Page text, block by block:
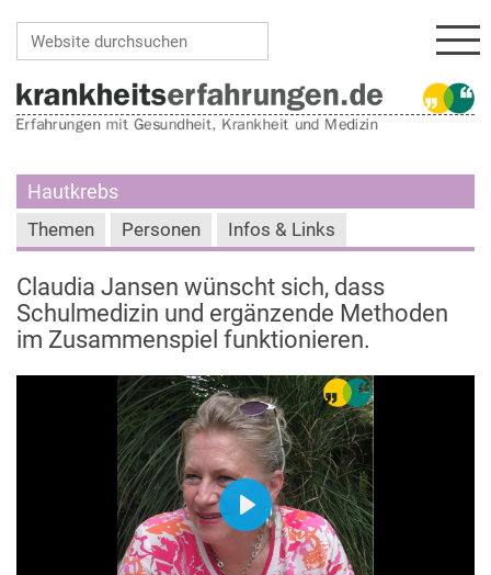
Hautkrebs
Themen Personen Infos & Links
Claudia Jansen wünscht sich, dass
Schulmedizin und ergänzende Methoden
im Zusammenspiel funktionieren.